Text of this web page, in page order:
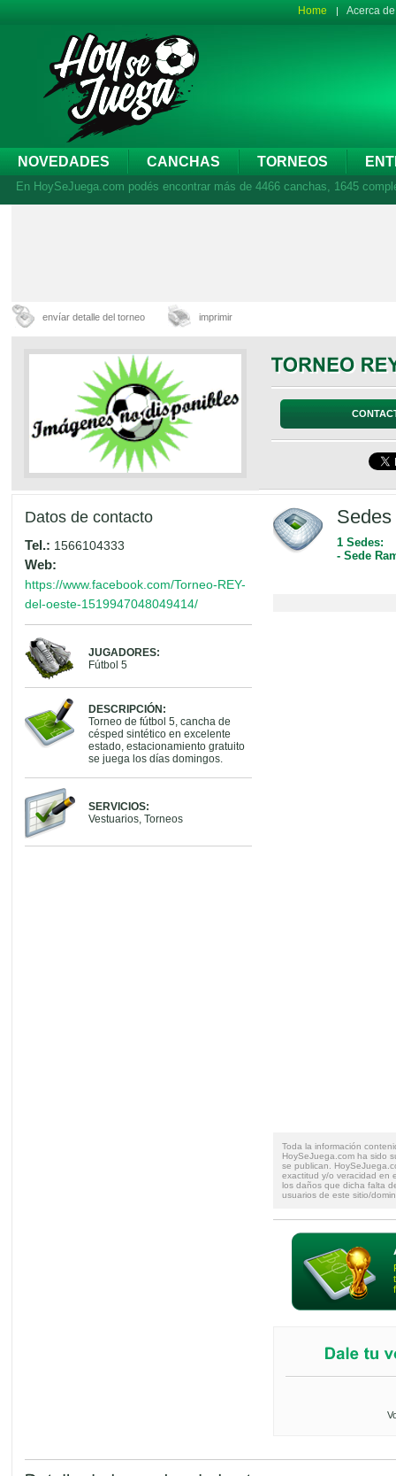
Home Acerca
NOVEDADES CANCHAS TORNEOS
En HoySeJuega.com podés encontrar más de 4466 canchas, 1645
envíar detalle del torneo imprimir
Datos de contacto
Tel.: 1566104333
Web:
https://www.facebook.com/Torneo-REY-
del-oeste-1519947048049414/
JUGADORES:
Fútbol 5
DESCRIPCIÓN:
Torneo de fútbol 5, cancha de
césped sintético en excelente
estado, estacionamiento gratuito
se juega los días domingos.
SERVICIOS:
Vestuarios, Torneos
1 Sedes:
- Sede
Toda la información
HoySeJuega.com ha sido
se publican.
exactitud y/o veracidad en
los daños que dicha falta
usuarios de este sitio/